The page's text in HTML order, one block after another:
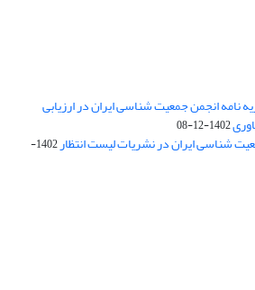
نامه انجمن جمعیت شناسی ایران در ارزیابی
1402-12-08
شناسی ایران در نشریات لیست انتظار
1402-